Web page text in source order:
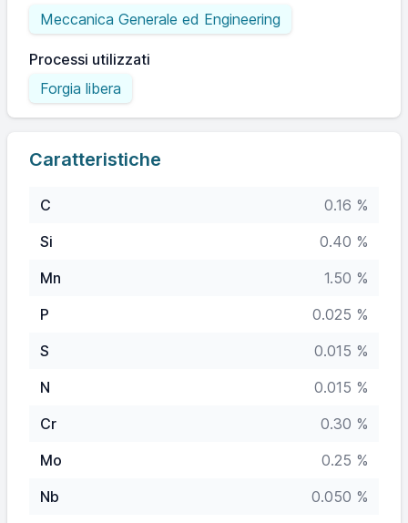
Meccanica Generale ed Engineering
Processi utilizzati
Forgia libera
Caratteristiche
C
0.16 %
Si
0.40 %
Mn
1.50 %
P
0.025 %
S
0.015 %
N
0.015 %
Cr
0.30 %
Mo
0.25 %
Nb
0.050 %